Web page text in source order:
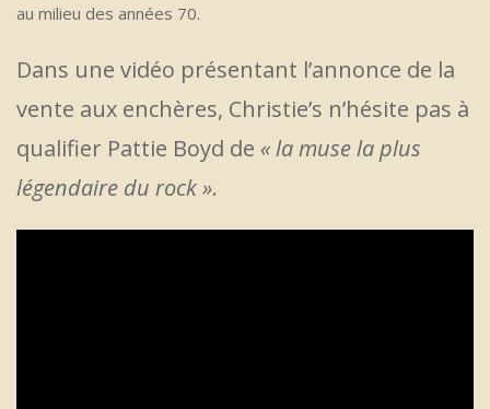
au milieu des années 70.
Dans une vidéo présentant l’annonce de la
vente aux enchères, Christie’s n’hésite pas à
qualifier Pattie Boyd de « la muse la plus
légendaire du rock ».